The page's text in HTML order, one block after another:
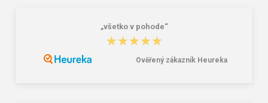
„všetko v pohode“
★★★★★
★★★★★
Ověřený zákazník Heureka